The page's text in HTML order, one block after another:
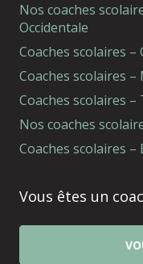
Nos coaches
Occidentale
Coaches scolaires –
Coaches scolaires –
Coaches scolaires
Nos coaches
Coaches scolaires –
Vous êtes un